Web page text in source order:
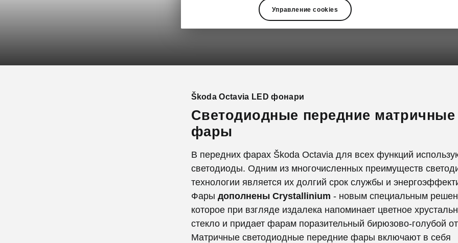
Škoda Octavia LED фонари
Светодиодные передние матричные
фары
В передних фарах Škoda Octavia для всех функций
светодиоды. Одним из многочисленных преимуществ
технологии является их долгий срок службы и
Фары дополнены Crystallinium - новым специальным
которое при взгляде издалека напоминает цветное
стекло и придает фарам поразительный бирюзово-голубой
Матричные светодиодные передние фары включают в себя
Управление cookies